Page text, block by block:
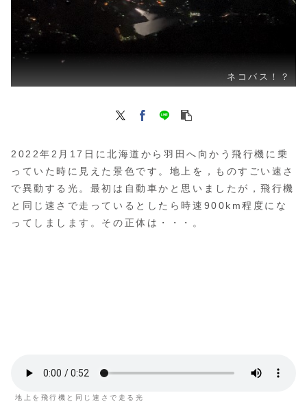
ネコバス！？
2022年2月17日に北海道から羽田へ向かう飛行機に乗
っていた時に見えた景色です。地上を，ものすごい速さ
で異動する光。最初は自動車かと思いましたが，飛行機
と同じ速さで走っているとしたら時速900km程度にな
ってしまします。その正体は・・・。
地上を飛行機と同じ速さで走る光